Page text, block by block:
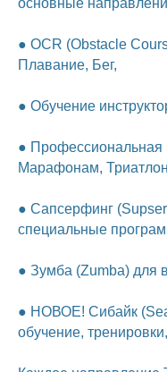
основные
● OCR (Obstacle
Плавание, Бег,
● Обучение
● Профессиональная
Марафонам,
● Сапсерфинг
специальные
● Зумба (Zumba) для
● НОВОЕ! Сибайк
обучение,